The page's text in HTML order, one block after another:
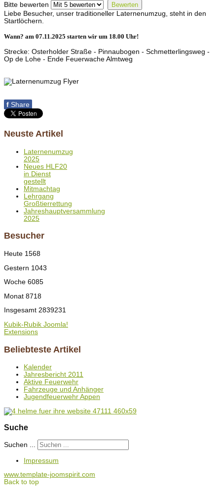
Bitte bewerten
Liebe Besucher, unser traditioneller Laternenumzug, steht in den
Startlöchern.
Wann? am 07.11.2025 starten wir um 18.00 Uhr!
Strecke: Osterholder Straße - Pinnaubogen - Schmetterlingsweg -
Op de Lohe - Ende Feuerwache Almtweg
f Share
Neuste Artikel
Laternenumzug
2025
Neues HLF20
in Dienst
gestellt
Mitmachtag
Lehrgang
Großtierrettung
Jahreshauptversammlung
2025
Besucher
Heute 1568
Gestern 1043
Woche 6085
Monat 8718
Insgesamt 2839231
Kubik-Rubik Joomla!
Extensions
Beliebteste Artikel
Kalender
Jahresbericht 2011
Aktive Feuerwehr
Fahrzeuge und Anhänger
Jugendfeuerwehr Appen
Suche
Suchen ...
Impressum
www.template-joomspirit.com
Back to top